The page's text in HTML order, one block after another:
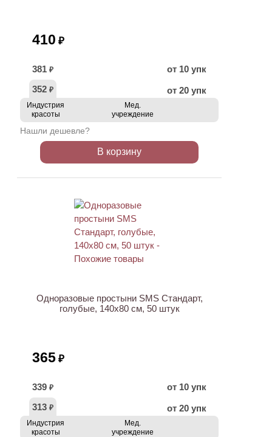
410 ₽
381 ₽
от 10 упк
352 ₽ от 20 упк
Индустрия
красоты
Мед.
учреждение
Нашли дешевле?
В корзину
Одноразовые простыни SMS Стандарт,
голубые, 140х80 см, 50 штук
365 ₽
339 ₽
от 10 упк
313 ₽ от 20 упк
Индустрия
красоты
Мед.
учреждение